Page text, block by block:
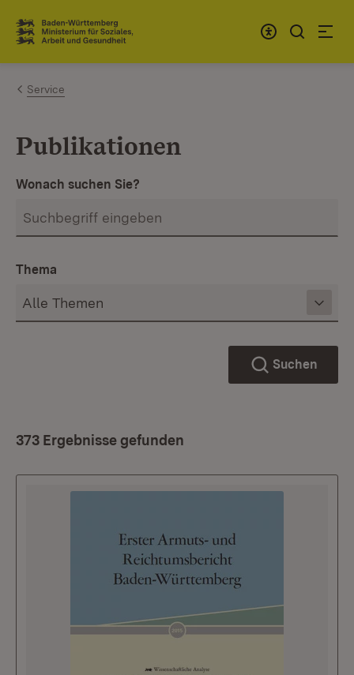
Zum Inhalt springen
Link zur Startseite
Service
Publikationen
Wonach suchen Sie?
Thema
Suchen
373 Ergebnisse gefunden